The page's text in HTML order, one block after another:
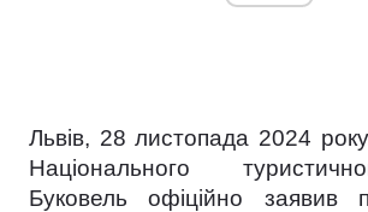
Львів, 28 листопада 2024
Національного
Буковель офіційно заявив